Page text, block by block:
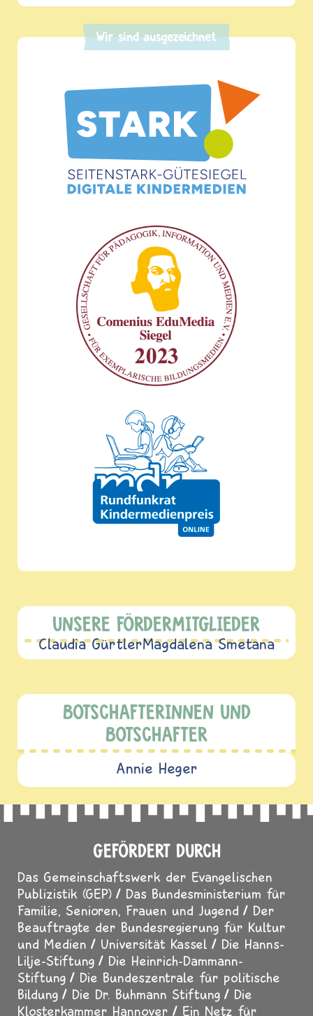
Wir sind ausgezeichnet
UNSERE FÖRDERMITGLIEDER
Claudia GürtlerMagdalena Smetana
BOTSCHAFTERINNEN UND
BOTSCHAFTER
Annie Heger
GEFÖRDERT DURCH
Das Gemeinschaftswerk der Evangelischen
Publizistik (GEP)
Das Bundesministerium für
Familie, Senioren, Frauen und Jugend
Der
Beauftragte der Bundesregierung für Kultur
und Medien
Universität Kassel
Die Hanns-
Lilje-Stiftung
Die Heinrich-Dammann-
Stiftung
Die Bundeszentrale für politische
Bildung
Die Dr. Buhmann Stiftung
Die
Klosterkammer Hannover
Ein Netz für